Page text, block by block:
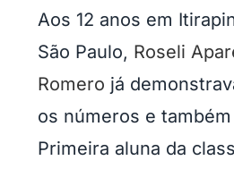
Aos 12 anos em
São Paulo, Roseli
Romero já
os números e
Primeira aluna da